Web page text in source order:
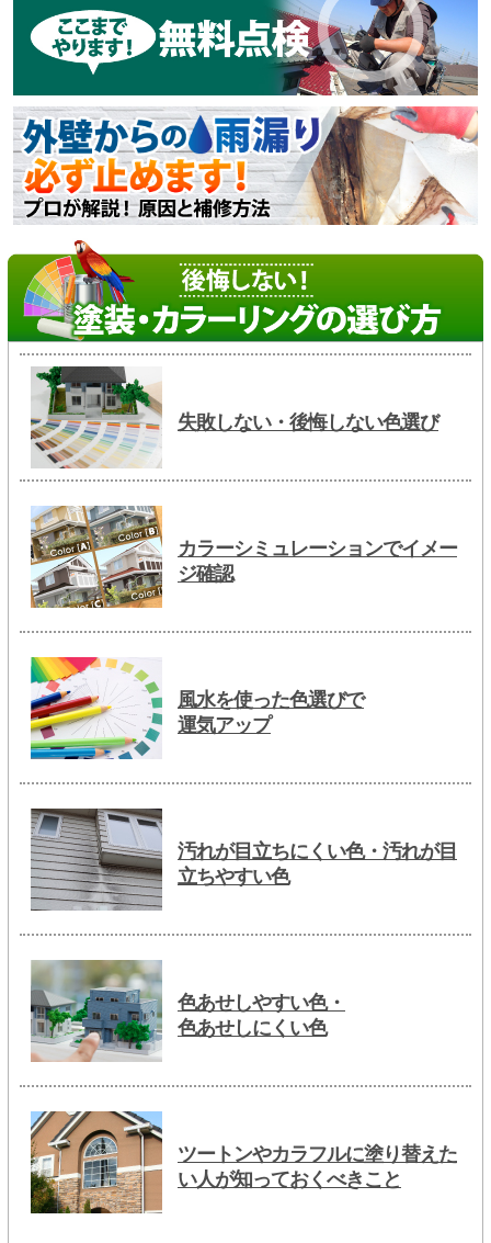
失敗しない・後悔しない色選び
カラーシミュレーションでイメー
ジ確認
風水を使った色選びで
運気アップ
汚れが目立ちにくい色・汚れが目
立ちやすい色
色あせしやすい色・
色あせしにくい色
ツートンやカラフルに塗り替えた
い人が知っておくべきこと